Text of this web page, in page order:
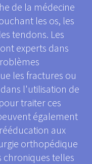
de la médecine
les os, les
tendons. Les
experts dans
les fractures ou
l'utilisation de
traiter ces
également
aux
orthopédique
chroniques telles